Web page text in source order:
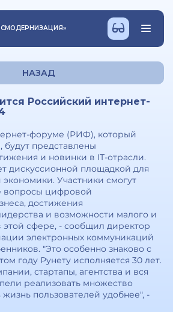
»
НАЗАД
Российский интернет-
форуме (РИФ), который
будут представлены
и новинки в IТ-отрасли.
дискуссионной площадкой для
Участники смогут
вопросы цифровой
достижения
и возможности малого и
этой сфере, - сообщил директор
электронных коммуникаций
"Это особенно знаково с
году Рунету исполняется 30 лет.
стартапы, агентства и вся
реализовать множество
жизнь пользователей удобнее", -